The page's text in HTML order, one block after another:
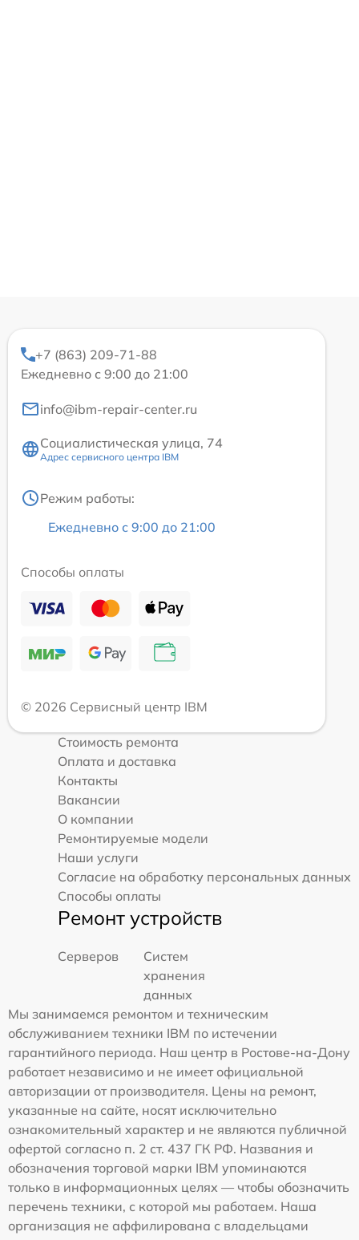
+7 (863) 209-71-88
Ежедневно с 9:00 до 21:00
info@ibm-repair-center.ru
Социалистическая улица, 74
Адрес сервисного центра IBM
Режим работы:
Ежедневно с 9:00 до 21:00
Способы оплаты
© 2026 Сервисный центр IBM
Стоимость ремонта
Оплата и доставка
Контакты
Вакансии
О компании
Ремонтируемые модели
Наши услуги
Согласие на обработку персональных данных
Способы оплаты
Ремонт устройств
Серверов
Систем
хранения
данных
Мы занимаемся ремонтом и техническим
обслуживанием техники IBM по истечении
гарантийного периода. Наш центр в Ростове-на-Дону
работает независимо и не имеет официальной
авторизации от производителя. Цены на ремонт,
указанные на сайте, носят исключительно
ознакомительный характер и не являются публичной
офертой согласно п. 2 ст. 437 ГК РФ. Названия и
обозначения торговой марки IBM упоминаются
только в информационных целях — чтобы обозначить
перечень техники, с которой мы работаем. Наша
организация не аффилирована с владельцами